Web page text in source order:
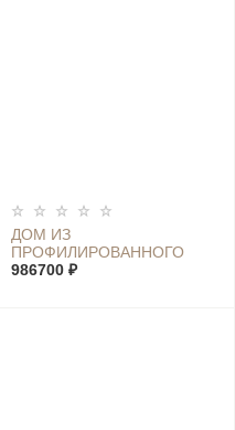
ДОМ ИЗ
ПРОФИЛИРОВАННОГО
БРУСА МАРИЯ 5.6М Х 7М
986700 ₽